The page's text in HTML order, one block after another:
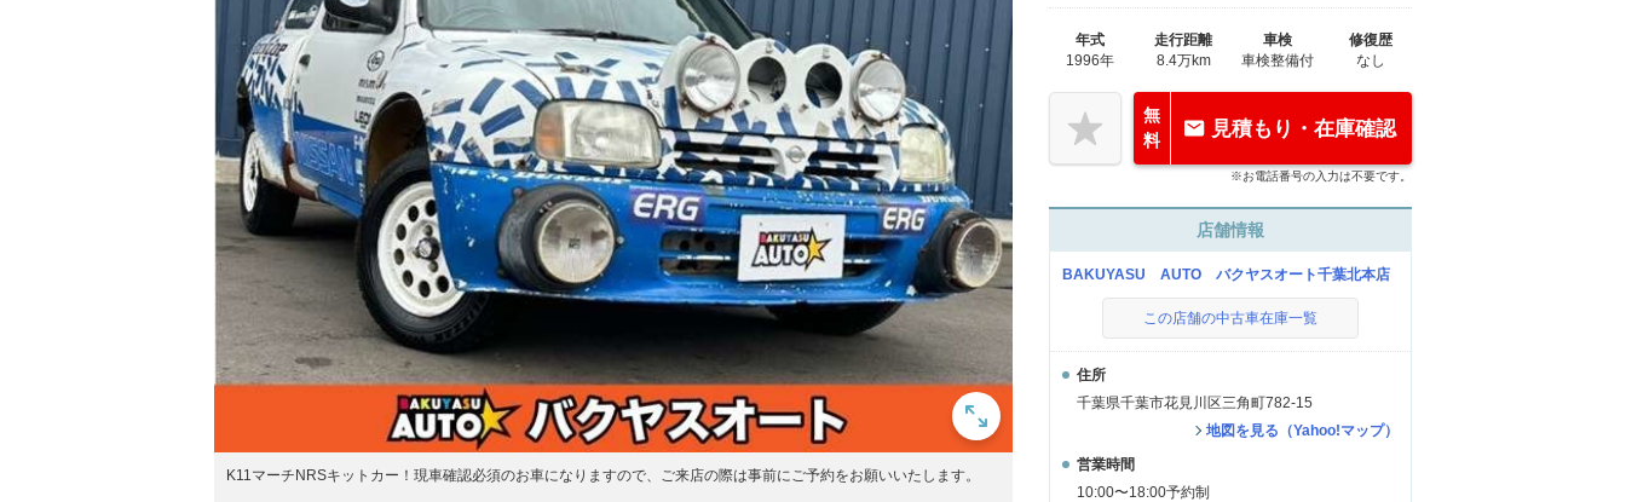
K11マーチNRSキットカー！現車確認必須のお車になりますので、ご来店の際は事前にご予約をお願いいたします。
年式
1996年
走行距離
8.4万km
車検
車検整備付
修復歴
なし
無
料
見積もり・在庫確認
※お電話番号の入力は不要です。
店舗情報
BAKUYASU AUTO バクヤスオート千葉北本店
この店舗の中古車在庫一覧
住所
千葉県千葉市花見川区三角町782-15
地図を見る（Yahoo!マップ）
営業時間
10:00〜18:00予約制